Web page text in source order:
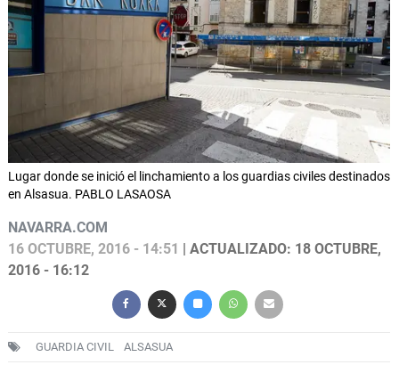
Lugar donde se inició el linchamiento a los guardias civiles destinados
en Alsasua. PABLO LASAOSA
NAVARRA.COM
16 OCTUBRE, 2016 - 14:51
| ACTUALIZADO: 18 OCTUBRE,
2016 - 16:12
GUARDIA CIVIL ALSASUA